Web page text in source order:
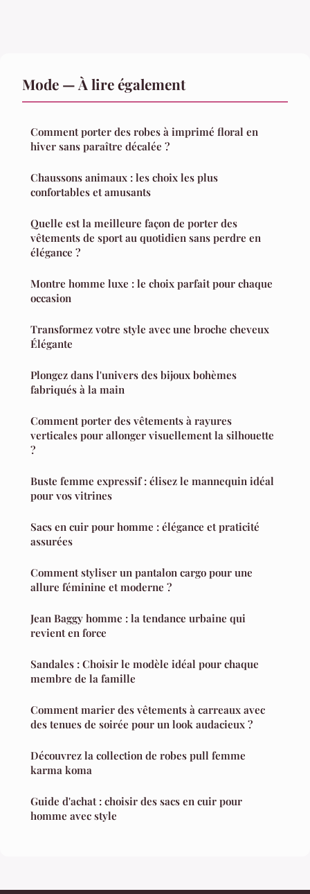
Mode — À lire également
Comment porter des robes à imprimé floral en
hiver sans paraître décalée ?
Chaussons animaux : les choix les plus
confortables et amusants
Quelle est la meilleure façon de porter des
vêtements de sport au quotidien sans perdre en
élégance ?
Montre homme luxe : le choix parfait pour chaque
occasion
Transformez votre style avec une broche cheveux
Élégante
Plongez dans l'univers des bijoux bohèmes
fabriqués à la main
Comment porter des vêtements à rayures
verticales pour allonger visuellement la silhouette
?
Buste femme expressif : élisez le mannequin idéal
pour vos vitrines
Sacs en cuir pour homme : élégance et praticité
assurées
Comment styliser un pantalon cargo pour une
allure féminine et moderne ?
Jean Baggy homme : la tendance urbaine qui
revient en force
Sandales : Choisir le modèle idéal pour chaque
membre de la famille
Comment marier des vêtements à carreaux avec
des tenues de soirée pour un look audacieux ?
Découvrez la collection de robes pull femme
karma koma
Guide d'achat : choisir des sacs en cuir pour
homme avec style